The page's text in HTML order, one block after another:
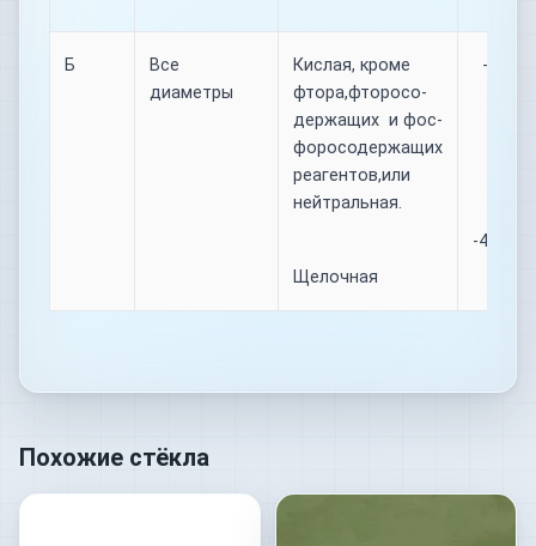
Б
Все
диаметры
Кислая, кроме
фтора,фторосо-
держащих и фос-
форосодержащих
реагентов,или
нейтральная.
Щелочная
-40…+
-
Похожие стёкла